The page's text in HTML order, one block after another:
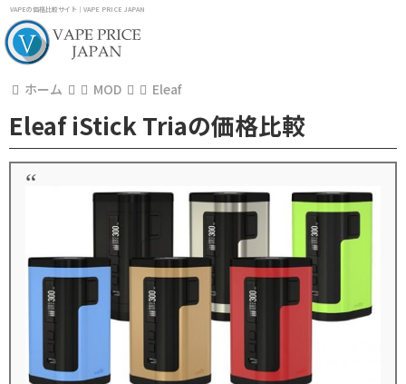
VAPEの価格比較サイト｜VAPE PRICE JAPAN
ホーム MOD Eleaf
Eleaf iStick Triaの価格比較